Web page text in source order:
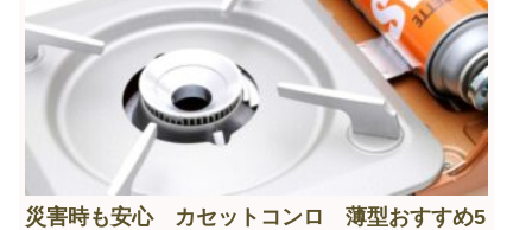
災害時も安心 カセットコンロ 薄型おすすめ5